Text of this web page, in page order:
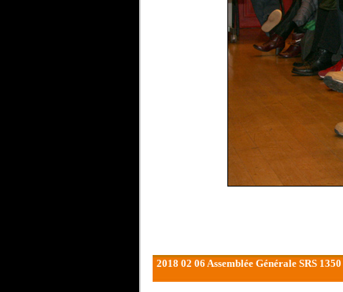
2018 02 06 Assemblée Générale SRS 1350